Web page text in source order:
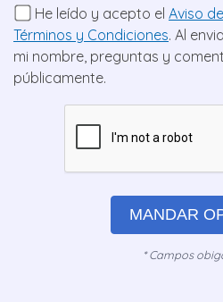
He leído y acepto el Aviso
Términos y Condiciones. Al
mi nombre, preguntas y
públicamente.
MANDAR
* Campos